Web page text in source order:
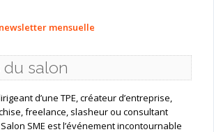
newsletter mensuelle
salon
d’une TPE, créateur d’entreprise,
freelance, slasheur ou consultant
SME est l’événement incontournable